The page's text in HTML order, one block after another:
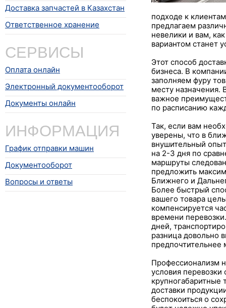
Доставка запчастей в Казахстан
Ответственное хранение
СЕРВИСЫ
Оплата онлайн
Электронный документооборот
Документы онлайн
ИНФОРМАЦИЯ
График отправки машин
Документооборот
Вопросы и ответы
подходе к
предлагаем
невелики и вам,
вариантом станет
Этот способ
бизнеса. В
заполняем фуру
месту назначения.
важное
по расписанию
Так, если вам
уверены, что в
внушительный
на 2-3 дня по
маршруты
предложить
Ближнего и
Более быстрый
вашего товара
компенсируется
времени
дней,
разница довольно
предпочтительнее
Профессионализм
условия
доставки
беспокоиться о